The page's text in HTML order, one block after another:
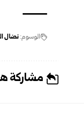
الوسوم:نضال
مشاركة